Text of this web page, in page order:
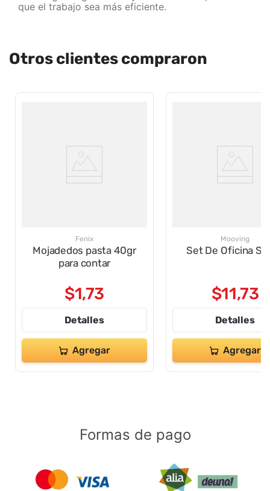
que el trabajo sea más eficiente.
Otros clientes compraron
Fenix
Mojadedos pasta 40gr
para contar
$1,73
Detalles
Agregar
Mooving
Set De Oficina
$11,73
Detalles
Agregar
Formas de pago